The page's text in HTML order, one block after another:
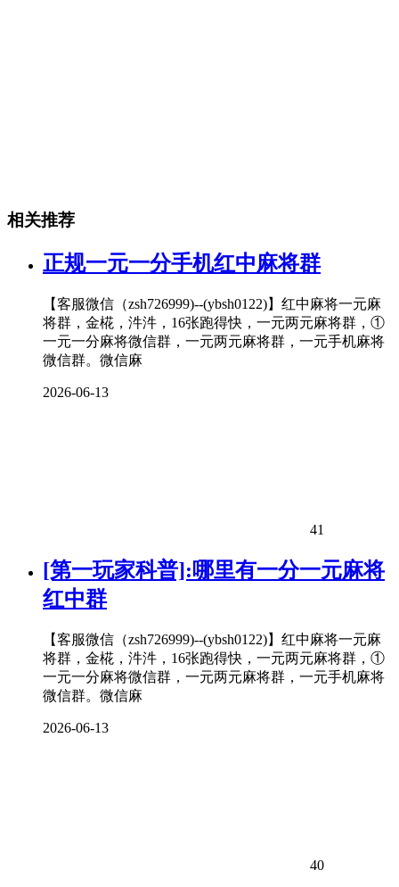
相关推荐
正规一元一分手机红中麻将群
【客服微信（zsh726999)--(ybsh0122)】红中麻将一元麻
将群，金椛，汼汼，16张跑得快，一元两元麻将群，①
一元一分麻将微信群，一元两元麻将群，一元手机麻将
微信群。微信麻
2026-06-13
41
[第一玩家科普]:哪里有一分一元麻将
红中群
【客服微信（zsh726999)--(ybsh0122)】红中麻将一元麻
将群，金椛，汼汼，16张跑得快，一元两元麻将群，①
一元一分麻将微信群，一元两元麻将群，一元手机麻将
微信群。微信麻
2026-06-13
40